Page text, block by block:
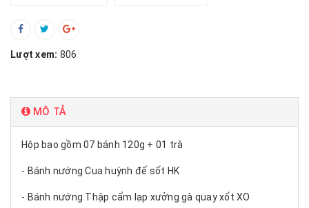
Lượt xem: 806
MÔ TẢ
Hộp bao gồm 07 bánh 120g + 01 trà
- Bánh nướng Cua huỳnh đế sốt HK
- Bánh nướng Thập cẩm lạp xưởng gà quay xốt XO